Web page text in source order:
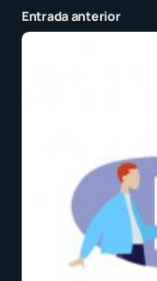
Entrada anterior